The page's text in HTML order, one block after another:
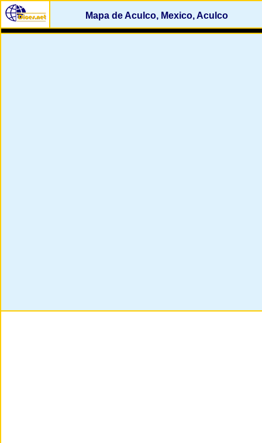
Mapa de Aculco, Mexico, Aculco